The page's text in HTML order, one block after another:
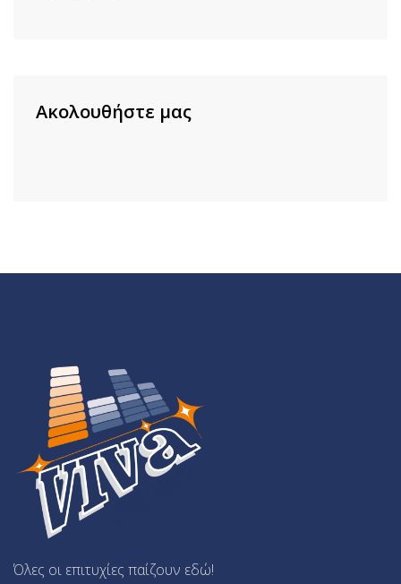
Ακολουθήστε μας
Όλες οι επιτυχίες παίζουν εδώ!